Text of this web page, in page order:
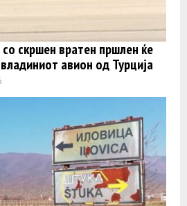
скршен вратен пршлен ќе
авион од Турција